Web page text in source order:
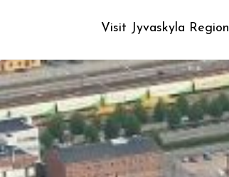
Visit Jyvaskyla Region